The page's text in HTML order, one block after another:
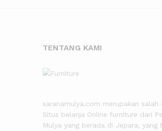
TENTANG KAMI
saranamulya.com merupakan
Situs belanja Online furniture dari
Mulya yang berada di Jepara, yang